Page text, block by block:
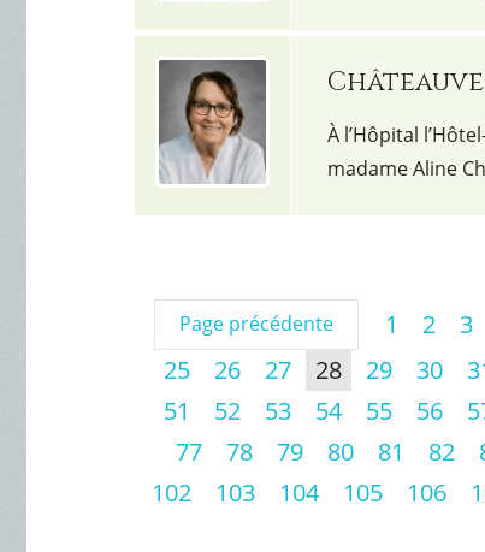
À l’Hôpital
madame Aline
Page précédente 1 2 3
25
26 27 28 29 30
51
52 53 54 55 56
77
78 79 80 81 82
102
103 104 105 106